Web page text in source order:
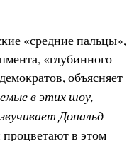
«средние пальцы»,
«глубинного
объясняет
в этих шоу,
Дональд
в этом